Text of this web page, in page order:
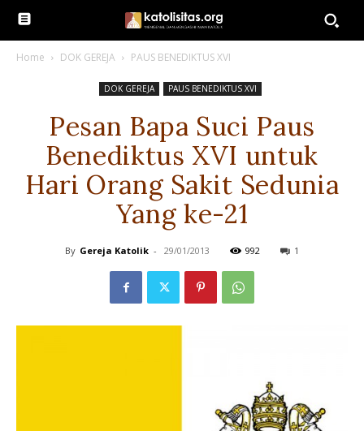
Home DOK GEREJA PAUS BENEDIKTUS XVI
DOK GEREJA PAUS BENEDIKTUS XVI
Pesan Bapa Suci Paus
Benediktus XVI untuk
Hari Orang Sakit Sedunia
Yang ke-21
By Gereja Katolik - 29/01/2013 992 1